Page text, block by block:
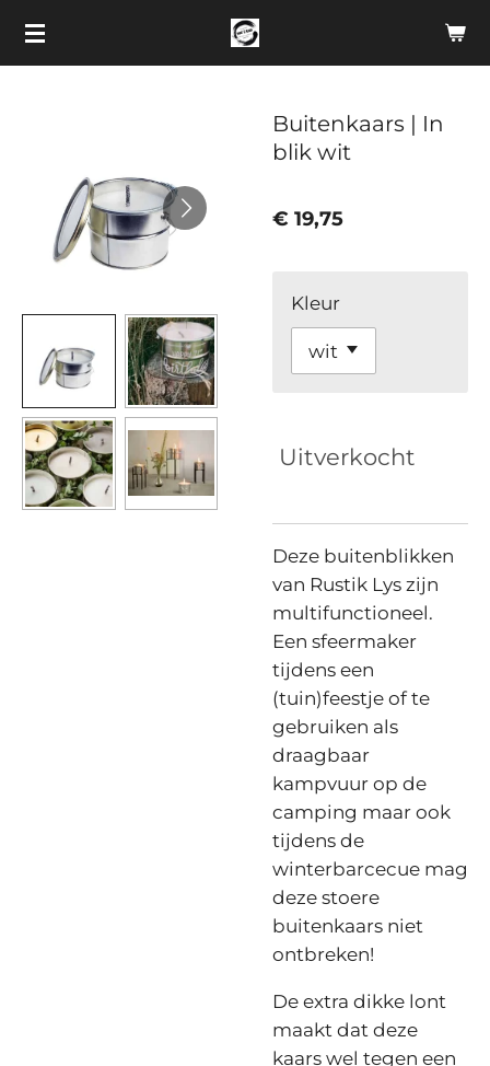
Ga
Buitenkaars | In
blik wit
€ 19,75
Kleur
Uitverkocht
Deze buitenblikken
van Rustik Lys zijn
multifunctioneel.
Een sfeermaker
tijdens een
(tuin)feestje of te
gebruiken als
draagbaar
kampvuur op de
camping maar ook
tijdens de
winterbarcecue mag
deze stoere
buitenkaars niet
ontbreken!
De extra dikke lont
maakt dat deze
kaars wel tegen een